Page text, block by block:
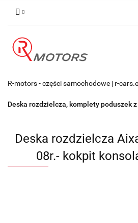
R-motors - części samochodowe | r-
Deska rozdzielcza, komplety poduszek
Deska rozdzielcza
08r.- kokpit